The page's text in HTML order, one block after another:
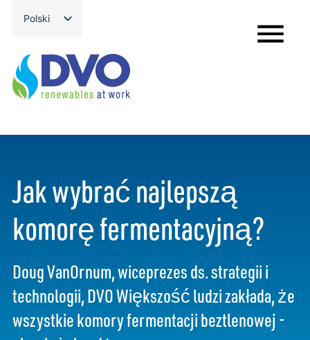
Polski
Jak wybrać najlepszą
komorę fermentacyjną?
Doug VanOrnum, wiceprezes ds. strategii i
technologii, DVO Większość ludzi zakłada, że
wszystkie komory fermentacji beztlenowej -